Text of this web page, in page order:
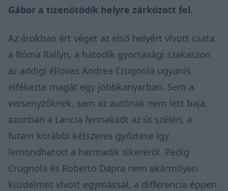
Gábor a tizenötödik helyre zárkózott fel.
Az árokban ért véget az első helyért vívott csata
a Róma Rallyn, a hatodik gyorsasági szakaszon
az addigi éllovas Andrea Crugnola ugyanis
elfékezte magát egy jobbkanyarban. Sem a
versenyzőknek, sem az autónak nem lett baja,
azonban a Lancia fennakadt az út szélén, a
futam korábbi kétszeres győztese így
lemondhatott a harmadik sikeréről. Pedig
Crugnola és Roberto Dapra nem akármilyen
küzdelmet vívott egymással, a differencia éppen